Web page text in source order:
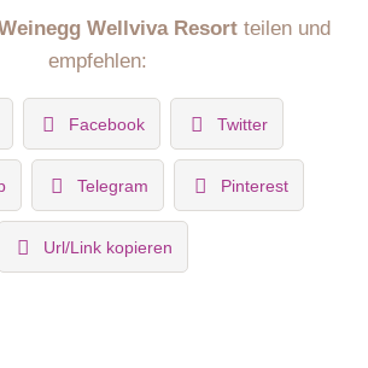
Wellviva Resort teilen und
empfehlen:
Facebook Twitter
Telegram Pinterest
Url/Link kopieren